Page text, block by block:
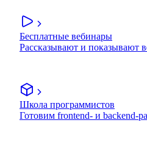
Бесплатные вебинары
Рассказывают и показывают
Школа программистов
Готовим frontend- и backend-